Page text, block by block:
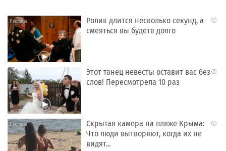
i
Ролик длится несколько секунд, а
смеяться вы будете долго
i
Этот танец невесты оставит вас без
слов! Пересмотрела 10 раз
i
Скрытая камера на пляже Крыма:
Что люди вытворяют, когда их не
видят...